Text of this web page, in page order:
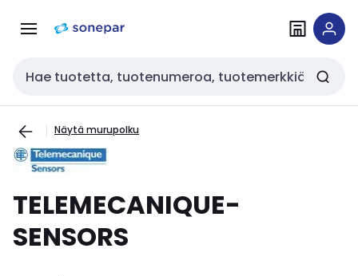
navigointiinsisältöön
Haku
Näytä murupolku
TELEMECANIQUE-
SENSORS